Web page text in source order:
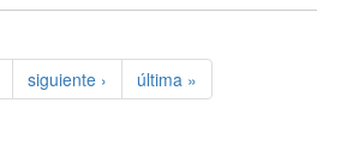
siguiente › última »